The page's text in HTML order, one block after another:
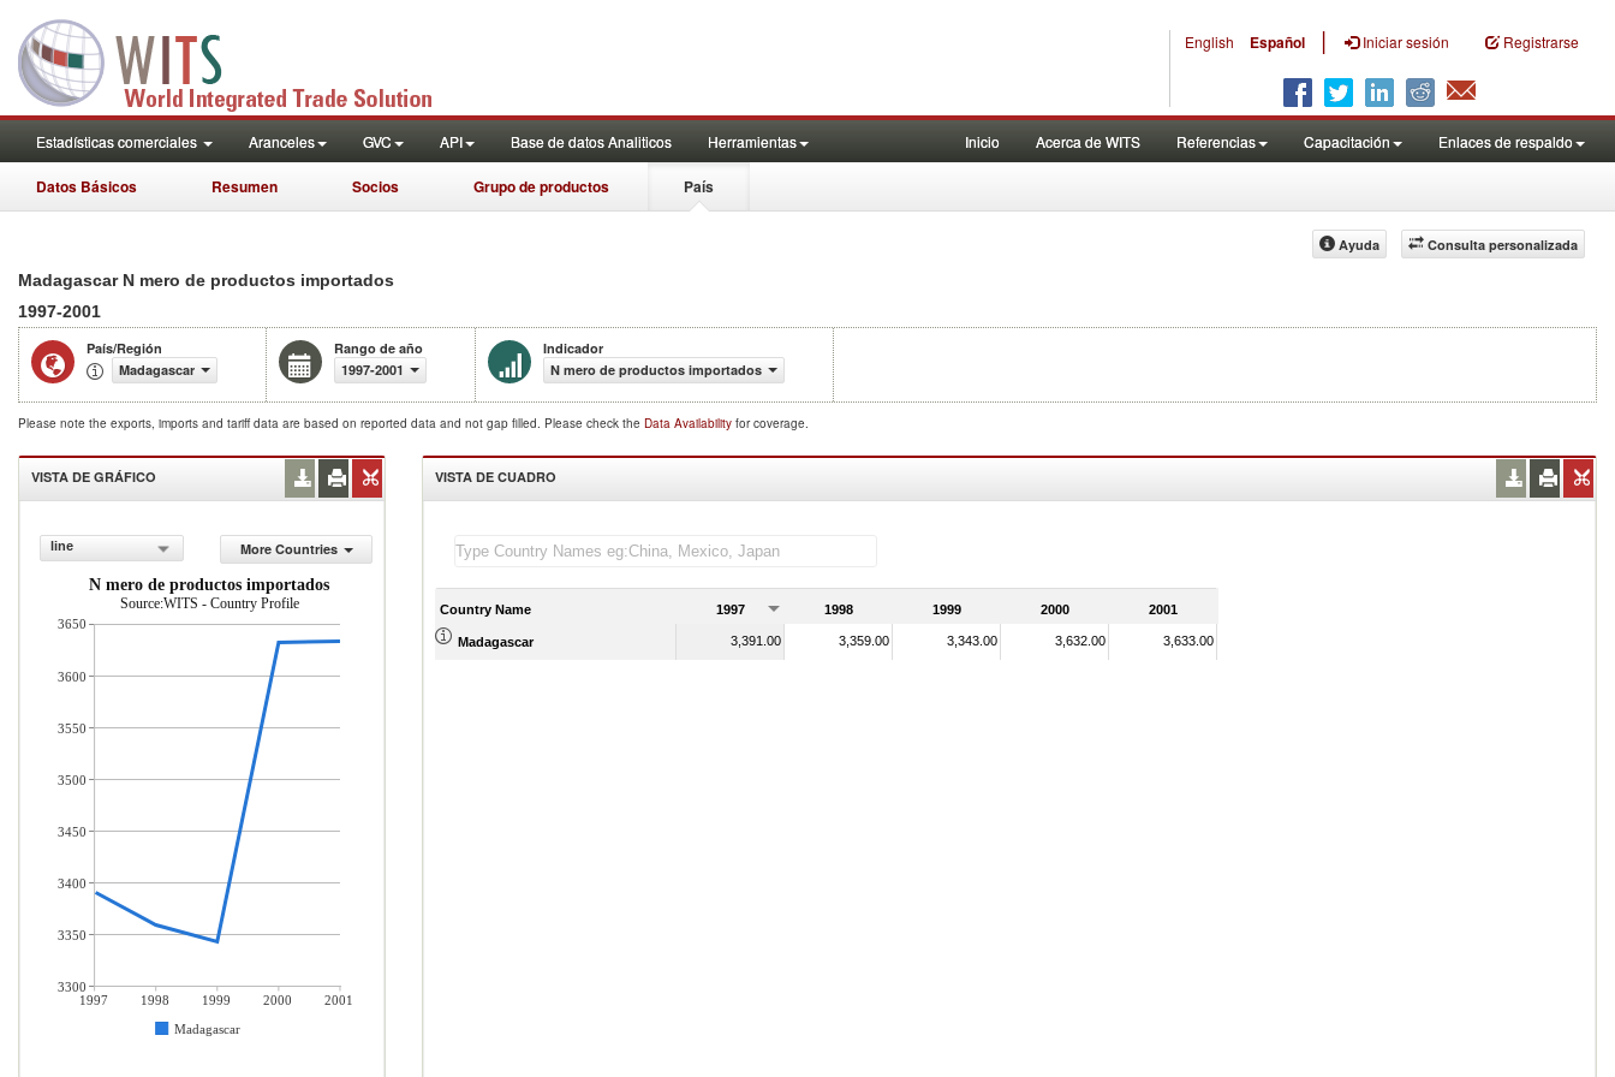
English Español | Iniciar sesión Registrarse
Estadísticas comerciales Aranceles GVC API Base de datos Analiticos Herramientas Inicio Acerca de WITS Referencias Capacitación Enlaces de respaldo
Datos Básicos Resumen Socios Grupo de productos País
Consulta personalizada
Ayuda
Madagascar N mero de productos importados
1997-2001
País/Región
Madagascar
Rango de año
1997-2001
Indicador
N mero de productos importados
Please note the exports, imports and tariff data are based on reported data and not gap filled. Please check the Data Availability for coverage.
VISTA DE GRÁFICO
line
More Countries
N mero de productos importados
Source:WITS - Country Profile
1997 1998 1999 2000
2001
Madagascar
3650
3600
3550
3500
3450
3400
3350
3300
VISTA DE CUADRO
Country Name 1997 1998 1999 2000 2001
Madagascar 3,391.00 3,359.00 3,343.00 3,632.00 3,633.00